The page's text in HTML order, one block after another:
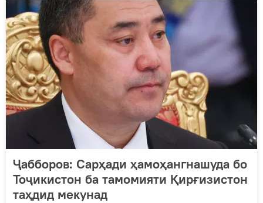
Ҷабборов: Сарҳади ҳамоҳангнашуда бо
Тоҷикистон ба тамомияти Қирғизистон
таҳдид мекунад